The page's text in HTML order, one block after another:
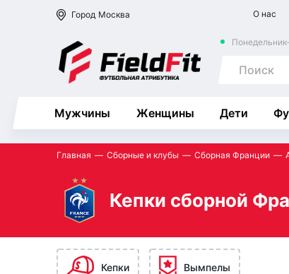
Город Москва О нас
Мужчины Женщины Дети
Главная Сборные и клубы Сборная Франции
Кепки сборной
Кепки Вымпелы